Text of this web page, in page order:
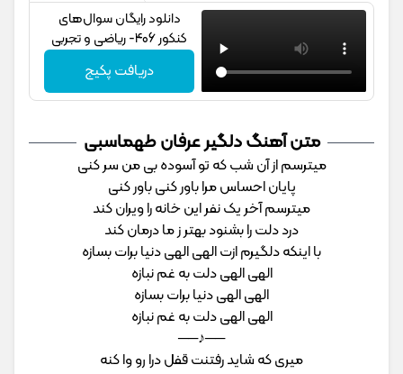
دانلود رایگان سوال‌های
کنکور 406- ریاضی و تجربی
دریافت پکیج
متن آهنگ دلگیر عرفان طهماسبی
میترسم از آن شب که تو آسوده بی من سر کنی
پایان احساس مرا باور کنی باور کنی
میترسم آخر یک نفر این خانه را ویران کند
درد دلت را بشنود بهتر ز ما درمان کند
با اینکه دلگیرم ازت الهی الهی دنیا برات بسازه
الهی الهی دلت به غم نبازه
الهی الهی دنیا برات بسازه
الهی الهی دلت به غم نبازه
──♪──
میری که شاید رفتنت قفل درا رو وا کنه